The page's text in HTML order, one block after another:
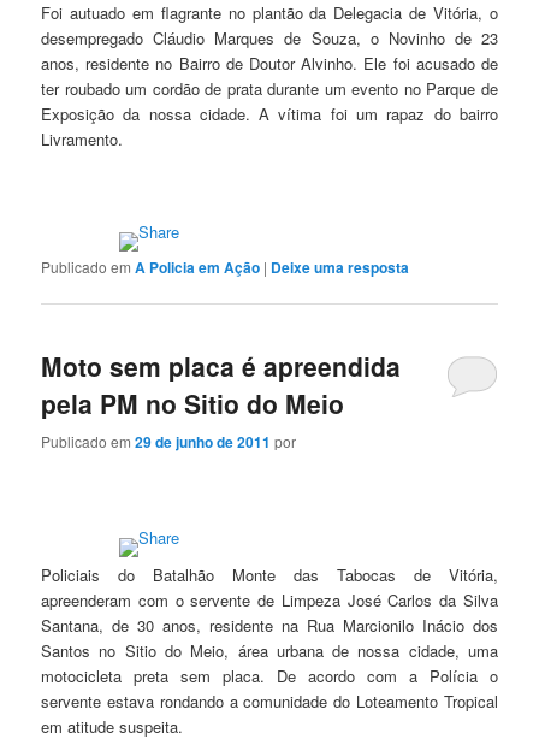
Foi autuado em flagrante no plantão da Delegacia de Vitória, o
desempregado Cláudio Marques de Souza, o Novinho de 23
anos, residente no Bairro de Doutor Alvinho. Ele foi acusado de
ter roubado um cordão de prata durante um evento no Parque de
Exposição da nossa cidade. A vítima foi um rapaz do bairro
Livramento.
Publicado em A Policia em Ação | Deixe uma resposta
Moto sem placa é apreendida
pela PM no Sitio do Meio
Publicado em29 de junho de 2011 por
Policiais do Batalhão Monte das Tabocas de Vitória,
apreenderam com o servente de Limpeza José Carlos da Silva
Santana, de 30 anos, residente na Rua Marcionilo Inácio dos
Santos no Sitio do Meio, área urbana de nossa cidade, uma
motocicleta preta sem placa. De acordo com a Polícia o
servente estava rondando a comunidade do Loteamento Tropical
em atitude suspeita.